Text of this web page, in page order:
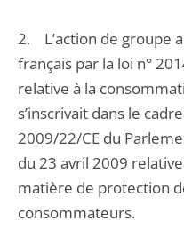
2. L’action de groupe
français par la loi n°
relative à la
s’inscrivait dans le
2009/22/CE du
du 23 avril 2009
matière de protection
consommateurs.